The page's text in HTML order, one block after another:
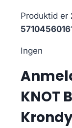
Produktid er
Ingen
KNOT